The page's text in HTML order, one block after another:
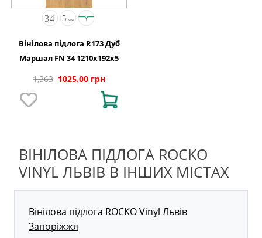
Вінілова підлога R173 Дуб
Маршал FN 34 1210x192x5
1,363 1025.00 грн
ВІНІЛОВА ПІДЛОГА ROCKO
VINYL ЛЬВІВ В ІНШИХ МІСТАХ
Вінілова підлога ROCKO Vinyl Львів
Запоріжжя